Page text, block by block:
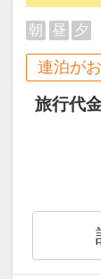
ン」を
※ご覧
件】の
み下さ
「禁
意し
●「禁
載して
※ご覧
続無料
【連泊
す ※除
連泊の
※5/2
除外
※割引
朝 昼 夕
連泊が
旅行代